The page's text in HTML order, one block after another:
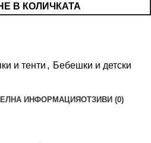
В КОЛИЧКАТА
и тенти , Бебешки и детски
ИНФОРМАЦИЯОТЗИВИ (0)